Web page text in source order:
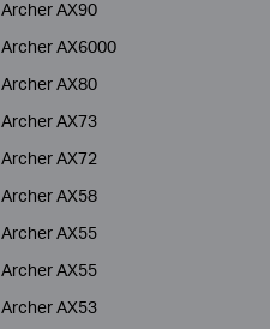
Archer AX90
Archer AX6000
Archer AX80
Archer AX73
Archer AX72
Archer AX58
Archer AX55
Archer AX55
Archer AX53